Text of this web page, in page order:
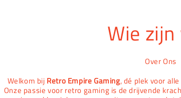
Wie
Over Ons
Welkom bij Retro Empire Gaming, dé plek voor
Onze passie voor retro gaming is de drijvende